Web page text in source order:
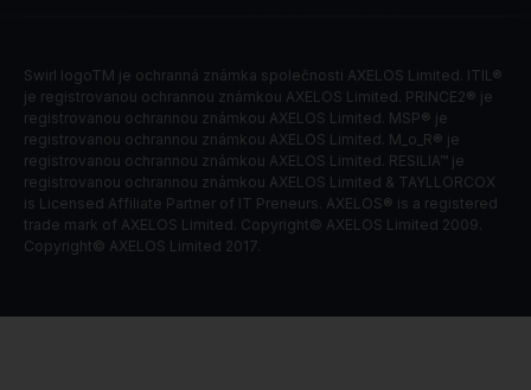
Swirl logoTM je ochranná známka společnosti AXELOS Limited. ITIL®
je registrovanou ochrannou známkou AXELOS Limited. PRINCE2® je
registrovanou ochrannou známkou AXELOS Limited. MSP® je
registrovanou ochrannou známkou AXELOS Limited. M_o_R® je
registrovanou ochrannou známkou AXELOS Limited. RESILIA™ je
registrovanou ochrannou známkou AXELOS Limited & TAYLLORCOX
is Licensed Affiliate Partner of IT Preneurs. AXELOS® is a registered
trade mark of AXELOS Limited. Copyright© AXELOS Limited 2009.
Copyright© AXELOS Limited 2017.